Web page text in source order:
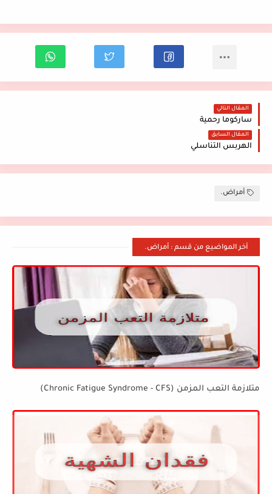
المقال التالي
ساركوما رحمية
المقال السابق
الهربس التناسلي
أمراض.
أخر المواضيع من قسم : أمراض.
متلازمة التعب المزمن (Chronic Fatigue Syndrome - CFS)